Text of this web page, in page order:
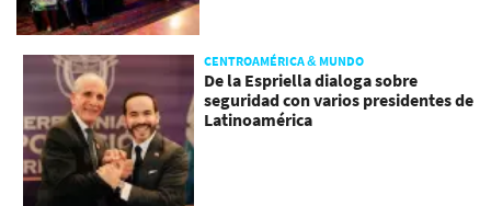
CENTROAMÉRICA & MUNDO
De la Espriella dialoga sobre
seguridad con varios presidentes de
Latinoamérica